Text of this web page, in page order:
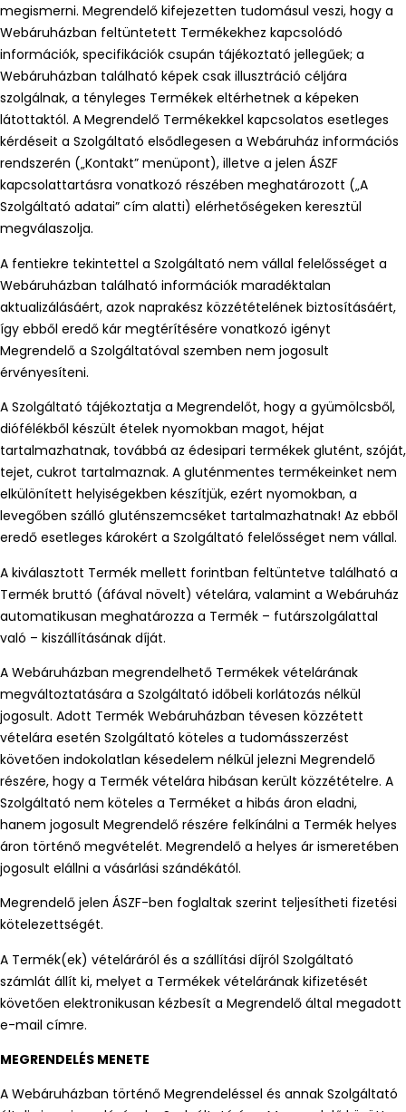
megismerni. Megrendelő kifejezetten tudomásul veszi, hogy a
Webáruházban feltüntetett Termékekhez kapcsolódó
információk, specifikációk csupán tájékoztató jellegűek; a
Webáruházban található képek csak illusztráció céljára
szolgálnak, a tényleges Termékek eltérhetnek a képeken
látottaktól. A Megrendelő Termékekkel kapcsolatos esetleges
kérdéseit a Szolgáltató elsődlegesen a Webáruház információs
rendszerén („Kontakt” menüpont), illetve a jelen ÁSZF
kapcsolattartásra vonatkozó részében meghatározott („A
Szolgáltató adatai” cím alatti) elérhetőségeken keresztül
megválaszolja.
A fentiekre tekintettel a Szolgáltató nem vállal felelősséget a
Webáruházban található információk maradéktalan
aktualizálásáért, azok naprakész közzétételének biztosításáért,
így ebből eredő kár megtérítésére vonatkozó igényt
Megrendelő a Szolgáltatóval szemben nem jogosult
érvényesíteni.
A Szolgáltató tájékoztatja a Megrendelőt, hogy a gyümölcsből,
diófélékből készült ételek nyomokban magot, héjat
tartalmazhatnak, továbbá az édesipari termékek glutént, szóját,
tejet, cukrot tartalmaznak. A gluténmentes termékeinket nem
elkülönített helyiségekben készítjük, ezért nyomokban, a
levegőben szálló gluténszemcséket tartalmazhatnak! Az ebből
eredő esetleges károkért a Szolgáltató felelősséget nem vállal.
A kiválasztott Termék mellett forintban feltüntetve található a
Termék bruttó (áfával növelt) vételára, valamint a Webáruház
automatikusan meghatározza a Termék – futárszolgálattal
való – kiszállításának díját.
A Webáruházban megrendelhető Termékek vételárának
megváltoztatására a Szolgáltató időbeli korlátozás nélkül
jogosult. Adott Termék Webáruházban tévesen közzétett
vételára esetén Szolgáltató köteles a tudomásszerzést
követően indokolatlan késedelem nélkül jelezni Megrendelő
részére, hogy a Termék vételára hibásan került közzétételre. A
Szolgáltató nem köteles a Terméket a hibás áron eladni,
hanem jogosult Megrendelő részére felkínálni a Termék helyes
áron történő megvételét. Megrendelő a helyes ár ismeretében
jogosult elállni a vásárlási szándékától.
Megrendelő jelen ÁSZF-ben foglaltak szerint teljesítheti fizetési
kötelezettségét.
A Termék(ek) vételáráról és a szállítási díjról Szolgáltató
számlát állít ki, melyet a Termékek vételárának kifizetését
követően elektronikusan kézbesít a Megrendelő által megadott
e-mail címre.
MEGRENDELÉS MENETE
A Webáruházban történő Megrendeléssel és annak Szolgáltató